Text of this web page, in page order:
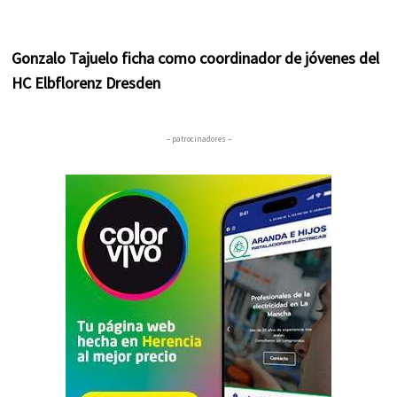
Gonzalo Tajuelo ficha como coordinador de jóvenes del
HC Elbflorenz Dresden
– patrocinadores –